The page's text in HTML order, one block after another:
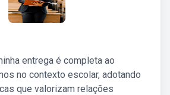
entrega é completa ao
no contexto escolar, adotando
que valorizam relações